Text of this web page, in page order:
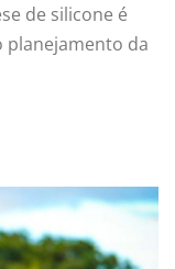
de silicone é
da